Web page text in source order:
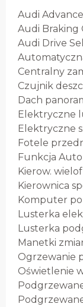
Audi
Audi Braking
Audi Drive
Centralny
Czujnik
Dach
Elektryczne
Elektryczne
Fotele
Funkcja
Kierow.
Kierownica
Komputer
Lusterka
Lusterka
Manetki
Ogrzewanie
Oświetlenie